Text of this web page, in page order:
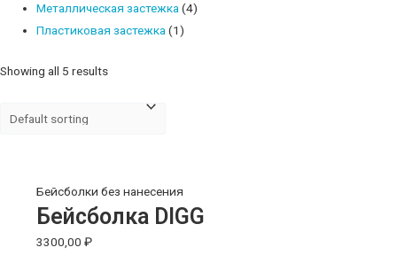
Металлическая застежка (4)
Пластиковая застежка (1)
Showing all 5 results
Бейсболки без нанесения
Бейсболка DIGG
3300,00₽